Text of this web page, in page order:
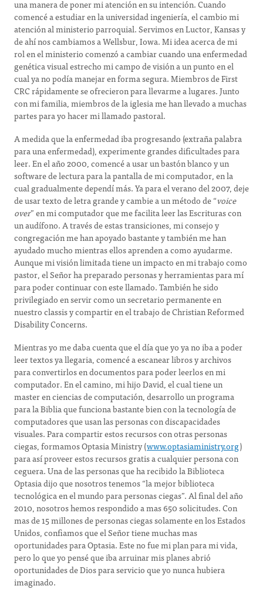
una manera de poner mi atención en su intención. Cuando
comencé a estudiar en la universidad ingeniería, el cambio mi
atención al ministerio parroquial. Servimos en Luctor, Kansas y
de ahí nos cambiamos a Wellsbur, Iowa. Mi idea acerca de mi
rol en el ministerio comenzó a cambiar cuando una enfermedad
genética visual estrecho mi campo de visión a un punto en el
cual ya no podía manejar en forma segura. Miembros de First
CRC rápidamente se ofrecieron para llevarme a lugares. Junto
con mi familia, miembros de la iglesia me han llevado a muchas
partes para yo hacer mi llamado pastoral.
A medida que la enfermedad iba progresando (extraña palabra
para una enfermedad), experimente grandes dificultades para
leer. En el año 2000, comencé a usar un bastón blanco y un
software de lectura para la pantalla de mi computador, en la
cual gradualmente dependí más. Ya para el verano del 2007, deje
de usar texto de letra grande y cambie a un método de “voice
over” en mi computador que me facilita leer las Escrituras con
un audífono. A través de estas transiciones, mi consejo y
congregación me han apoyado bastante y también me han
ayudado mucho mientras ellos aprenden a como ayudarme.
Aunque mi visión limitada tiene un impacto en mi trabajo como
pastor, el Señor ha preparado personas y herramientas para mí
para poder continuar con este llamado. También he sido
privilegiado en servir como un secretario permanente en
nuestro classis y compartir en el trabajo de Christian Reformed
Disability Concerns.
Mientras yo me daba cuenta que el día que yo ya no iba a poder
leer textos ya llegaria, comencé a escanear libros y archivos
para convertirlos en documentos para poder leerlos en mi
computador. En el camino, mi hijo David, el cual tiene un
master en ciencias de computación, desarrollo un programa
para la Biblia que funciona bastante bien con la tecnología de
computadores que usan las personas con discapacidades
visuales. Para compartir estos recursos con otras personas
ciegas, formamos Optasia Ministry (www.optasiaministry.org)
para así proveer estos recursos gratis a cualquier persona con
ceguera. Una de las personas que ha recibido la Biblioteca
Optasia dijo que nosotros tenemos “la mejor biblioteca
tecnológica en el mundo para personas ciegas”. Al final del año
2010, nosotros hemos respondido a mas 650 solicitudes. Con
mas de 15 millones de personas ciegas solamente en los Estados
Unidos, confiamos que el Señor tiene muchas mas
oportunidades para Optasia. Este no fue mi plan para mi vida,
pero lo que yo pensé que iba arruinar mis planes abrió
oportunidades de Dios para servicio que yo nunca hubiera
imaginado.